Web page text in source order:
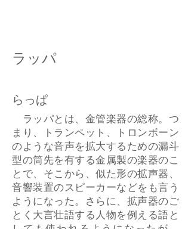
ラッパ
らっぱ
ラッパとは、金管楽器の総称。つ
まり、トランペット、トロンボーン
のような音声を拡大するための漏斗
型の筒先を有する金属製の楽器のこ
とで、そこから、似た形の拡声器、
音響装置のスピーカーなどをも言う
ようになった。さらに、拡声器のご
とく大言壮語する人物を例える語と